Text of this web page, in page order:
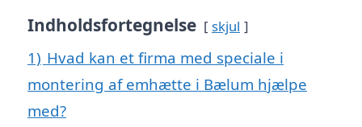
Indholdsfortegnelse skjul
1) Hvad kan et firma med speciale i
montering af emhætte i Bælum hjælpe
med?